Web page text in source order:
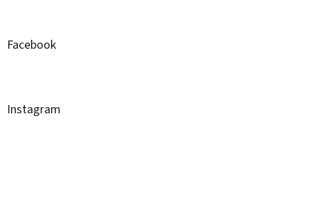
Facebook
Instagram